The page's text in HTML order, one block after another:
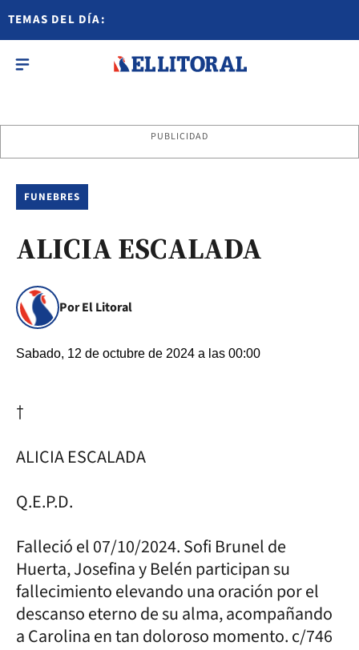
TEMAS DEL DÍA:
PUBLICIDAD
FUNEBRES
ALICIA ESCALADA
Por El Litoral
Sabado, 12 de octubre de 2024 a las 00:00
†
ALICIA ESCALADA
Q.E.P.D.
Falleció el 07/10/2024. Sofi Brunel de
Huerta, Josefina y Belén participan su
fallecimiento elevando una oración por el
descanso eterno de su alma, acompañando
a Carolina en tan doloroso momento. c/746